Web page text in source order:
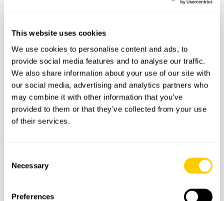
This website uses cookies
We use cookies to personalise content and ads, to
provide social media features and to analyse our traffic.
We also share information about your use of our site with
our social media, advertising and analytics partners who
may combine it with other information that you’ve
provided to them or that they’ve collected from your use
of their services.
Selection
Necessary
Preferences
59€